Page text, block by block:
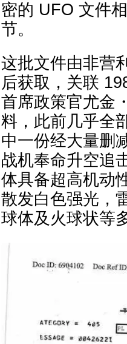
密的 UFO 文件
节。
这批文件由非营
后获取，关联
首席政策官尤金
料，此前几乎全
中一份经大量删
战机奉命升空追
体具备超高机动
散发白色强光，
球体及火球状等